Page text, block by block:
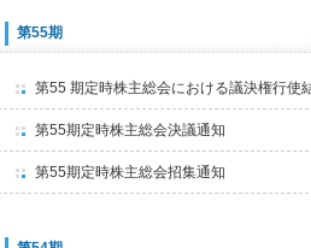
第55期
第55 期定時株主総会における議決権行使
第55期定時株主総会決議通知
第55期定時株主総会招集通知